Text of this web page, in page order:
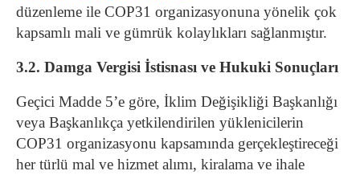
düzenleme ile COP31 organizasyonuna yönelik çok
kapsamlı mali ve gümrük kolaylıkları sağlanmıştır.
3.2. Damga Vergisi İstisnası ve Hukuki Sonuçları
Geçici Madde 5’e göre, İklim Değişikliği Başkanlığı
veya Başkanlıkça yetkilendirilen yüklenicilerin
COP31 organizasyonu kapsamında gerçekleştireceği
her türlü mal ve hizmet alımı, kiralama ve ihale